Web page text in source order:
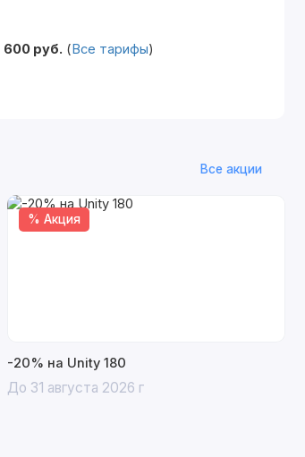
600 руб. ( Все тарифы)
Все акции
% Акция
-20% на Unity 180
До 31 августа 2026 г